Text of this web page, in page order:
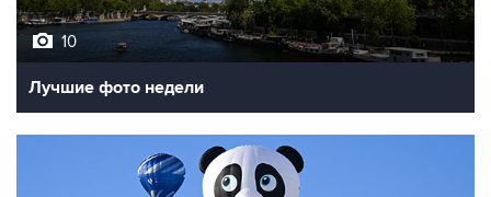
10
Лучшие фото недели